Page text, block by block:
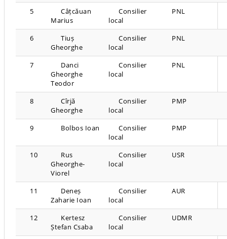
5
Câțcăuan
Marius
Consilier
local
PNL
6
Tiuș
Gheorghe
Consilier
local
PNL
7
Danci
Gheorghe
Teodor
Consilier
local
PNL
8
Cîrjă
Gheorghe
Consilier
local
PMP
9 Bolbos Ioan
Consilier
local
PMP
10
Rus
Gheorghe-
Viorel
Consilier
local
USR
11
Deneș
Zaharie Ioan
Consilier
local
AUR
12
Kertesz
Ștefan Csaba
Consilier
local
UDMR